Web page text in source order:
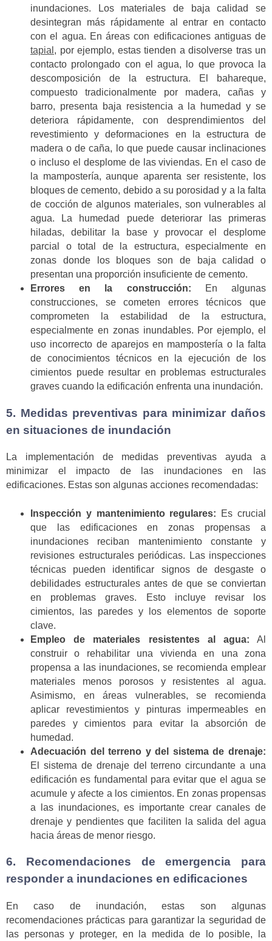
inundaciones. Los materiales de baja calidad se
desintegran más rápidamente al entrar en contacto
con el agua. En áreas con edificaciones antiguas de
tapial , por ejemplo, estas tienden a disolverse tras un
contacto prolongado con el agua, lo que provoca la
descomposición de la estructura. El bahareque,
compuesto tradicionalmente por madera, cañas y
barro, presenta baja resistencia a la humedad y se
deteriora rápidamente, con desprendimientos del
revestimiento y deformaciones en la estructura de
madera o de caña, lo que puede causar inclinaciones
o incluso el desplome de las viviendas. En el caso de
la mampostería, aunque aparenta ser resistente, los
bloques de cemento, debido a su porosidad y a la falta
de cocción de algunos materiales, son vulnerables al
agua. La humedad puede deteriorar las primeras
hiladas, debilitar la base y provocar el desplome
parcial o total de la estructura, especialmente en
zonas donde los bloques son de baja calidad o
presentan una proporción insuficiente de cemento.
Errores en la construcción: En algunas
construcciones, se cometen errores técnicos que
comprometen la estabilidad de la estructura,
especialmente en zonas inundables. Por ejemplo, el
uso incorrecto de aparejos en mampostería o la falta
de conocimientos técnicos en la ejecución de los
cimientos puede resultar en problemas estructurales
graves cuando la edificación enfrenta una inundación.
5. Medidas preventivas para minimizar daños
en situaciones de inundación
La implementación de medidas preventivas ayuda a
minimizar el impacto de las inundaciones en las
edificaciones. Estas son algunas acciones recomendadas:
Inspección y mantenimiento regulares: Es crucial
que las edificaciones en zonas propensas a
inundaciones reciban mantenimiento constante y
revisiones estructurales periódicas. Las inspecciones
técnicas pueden identificar signos de desgaste o
debilidades estructurales antes de que se conviertan
en problemas graves. Esto incluye revisar los
cimientos, las paredes y los elementos de soporte
clave.
Empleo de materiales resistentes al agua: Al
construir o rehabilitar una vivienda en una zona
propensa a las inundaciones, se recomienda emplear
materiales menos porosos y resistentes al agua.
Asimismo, en áreas vulnerables, se recomienda
aplicar revestimientos y pinturas impermeables en
paredes y cimientos para evitar la absorción de
humedad.
Adecuación del terreno y del sistema de drenaje:
El sistema de drenaje del terreno circundante a una
edificación es fundamental para evitar que el agua se
acumule y afecte a los cimientos. En zonas propensas
a las inundaciones, es importante crear canales de
drenaje y pendientes que faciliten la salida del agua
hacia áreas de menor riesgo.
6. Recomendaciones de emergencia para
responder a inundaciones en edificaciones
En caso de inundación, estas son algunas
recomendaciones prácticas para garantizar la seguridad de
las personas y proteger, en la medida de lo posible, la